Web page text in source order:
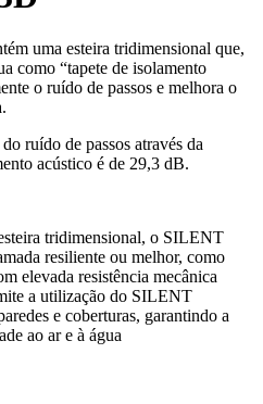
uma esteira tridimensional que,
como “tapete de isolamento
o ruído de passos e melhora o
ruído de passos através da
acústico é de 29,3 dB.
tridimensional, o SILENT
resiliente ou melhor, como
elevada resistência mecânica
a utilização do SILENT
e coberturas, garantindo a
ao ar e à água